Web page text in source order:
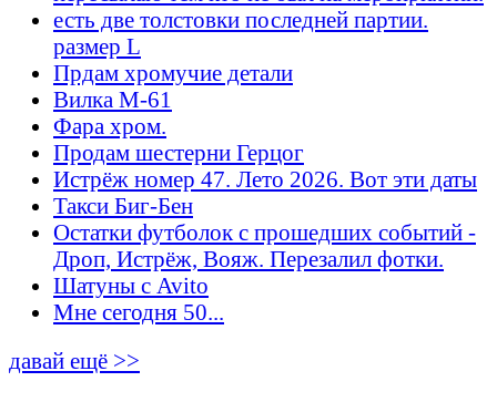
есть две толстовки последней партии.
размер L
Прдам хромучие детали
Вилка М-61
Фара хром.
Продам шестерни Герцог
Истрёж номер 47. Лето 2026. Вот эти даты
Такси Биг-Бен
Остатки футболок с прошедших событий -
Дроп, Истрёж, Вояж. Перезалил фотки.
Шатуны с Avito
Мне сегодня 50...
давай ещё >>